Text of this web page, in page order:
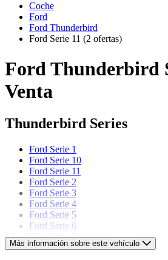
Coche
Ford
Ford Thunderbird
Ford Serie 11 (2 ofertas)
Ford Thunderbird
Venta
Thunderbird Series
Ford Serie 1
Ford Serie 10
Ford Serie 11
Ford Serie 2
Ford Serie 3
Ford Serie 4
Ford Serie 5
Ford Serie 6
Ford Serie 7
Ford Serie 8
Más información sobre este vehículo